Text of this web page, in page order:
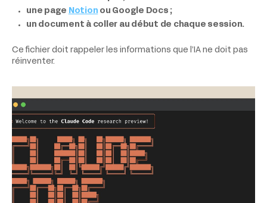
une page Notion ou Google Docs ;
un document à coller au début de chaque session.
Ce fichier doit rappeler les informations que l’IA ne doit pas
réinventer.